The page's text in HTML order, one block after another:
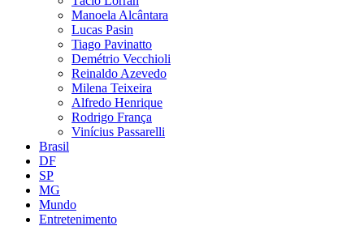
Manoela Alcântara
Lucas Pasin
Tiago Pavinatto
Demétrio Vecchioli
Reinaldo Azevedo
Milena Teixeira
Alfredo Henrique
Rodrigo França
Vinícius Passarelli
Brasil
DF
SP
MG
Mundo
Entretenimento